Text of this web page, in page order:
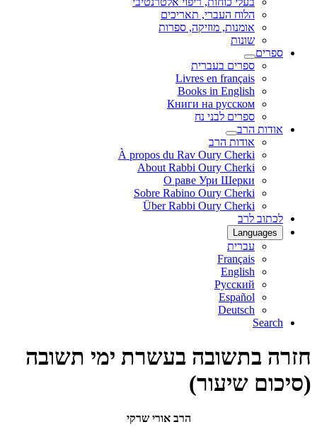
הלוח העברי, תאריכים
אומנות, מוזיקה, ספרות
שונות
ספרים
ספרים בעברית
Livres en français
Books in English
Книги на русском
ספרים לבני נח
אודות הרב
אודות הרב
À propos du Rav Oury Cherki
About Rabbi Oury Cherki
О раве Ури Шерки
Sobre Rabino Oury Cherki
Über Rabbi Oury Cherki
לכתוב לרב
Languages
עברית
Français
English
Русский
Español
Deutsch
Search
חזרה בתשובה בעשרת ימי תשובה
(סיכום שיעור)
הרב אורי שרקי